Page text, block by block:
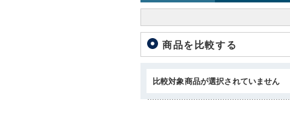
商品を比較する
比較対象商品が選択されていません